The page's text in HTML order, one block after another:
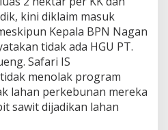
kini diklaim masuk
Kepala BPN Nagan
tidak ada HGU PT.
Safari IS
menolak program
lahan perkebunan mereka
sawit dijadikan lahan